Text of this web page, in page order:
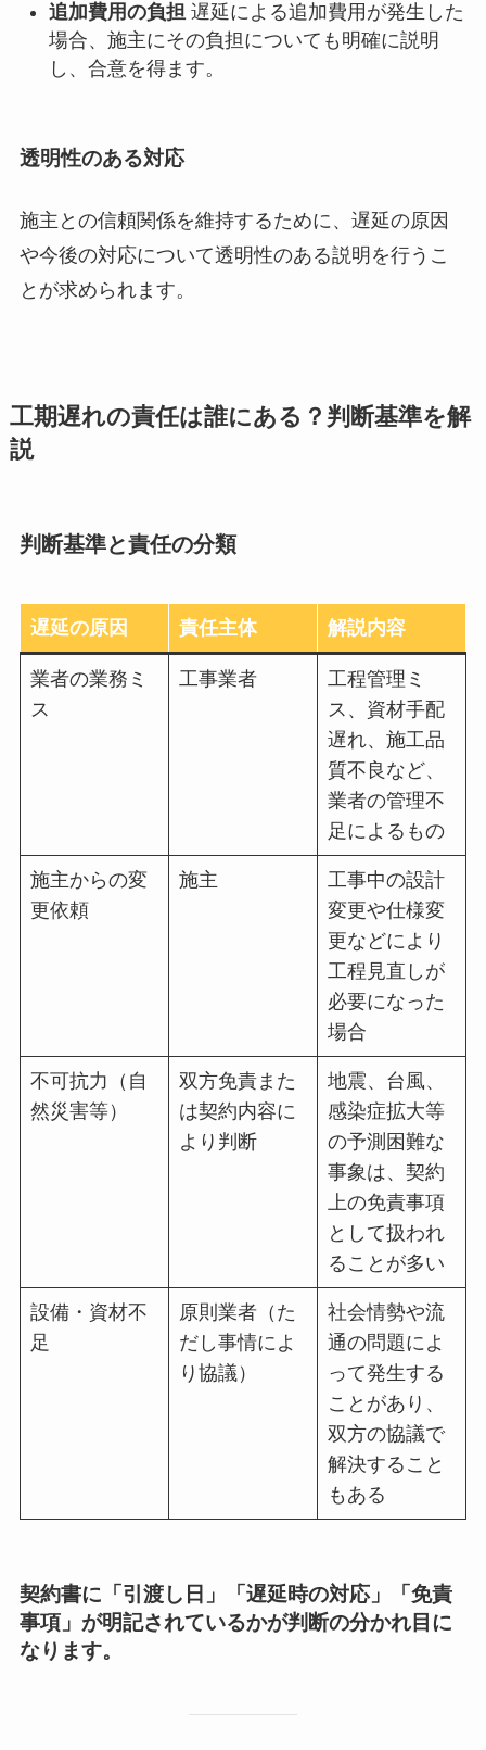
追加費用の負担遅延による追加費用が発生した
場合、施主にその負担についても明確に説明
し、合意を得ます。
透明性のある対応
施主との信頼関係を維持するために、遅延の原因
や今後の対応について透明性のある説明を行うこ
とが求められます。
工期遅れの責任は誰にある？判断基準を解
説
判断基準と責任の分類
遅延の原因 責任主体 解説内容
業者の業務ミ
ス
工事業者
工程管理ミ
ス、資材手配
遅れ、施工品
質不良など、
業者の管理不
足によるもの
施主からの変
更依頼
施主
工事中の設計
変更や仕様変
更などにより
工程見直しが
必要になった
場合
不可抗力（自
然災害等）
双方免責また
は契約内容に
より判断
地震、台風、
感染症拡大等
の予測困難な
事象は、契約
上の免責事項
として扱われ
ることが多い
設備・資材不
足
原則業者（た
だし事情によ
り協議）
社会情勢や流
通の問題によ
って発生する
ことがあり、
双方の協議で
解決すること
もある
契約書に「引渡し日」「遅延時の対応」「免責
事項」が明記されているかが判断の分かれ目に
なります。